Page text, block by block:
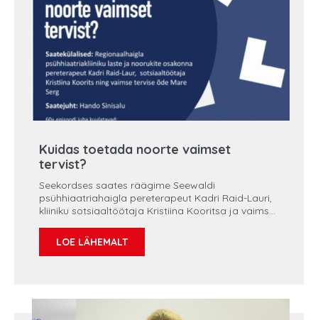
Kuidas toetada noorte vaimset
tervist?
Seekordses saates räägime Seewaldi
psühhiaatriahaigla pereterapeut Kadri Raid-Lauri,
kliiniku sotsiaaltöötaja Kristiina Kooritsa ja vaimse
kuidas saavad vanemad suhteid lastega
parandada, usaldust luua ning kuulamist õppida.
oluline on oma lapse jaoks olemas olla ja
üldisemalt vaimse tervise eest hoolt kanda.
LOE LÄHEMALT